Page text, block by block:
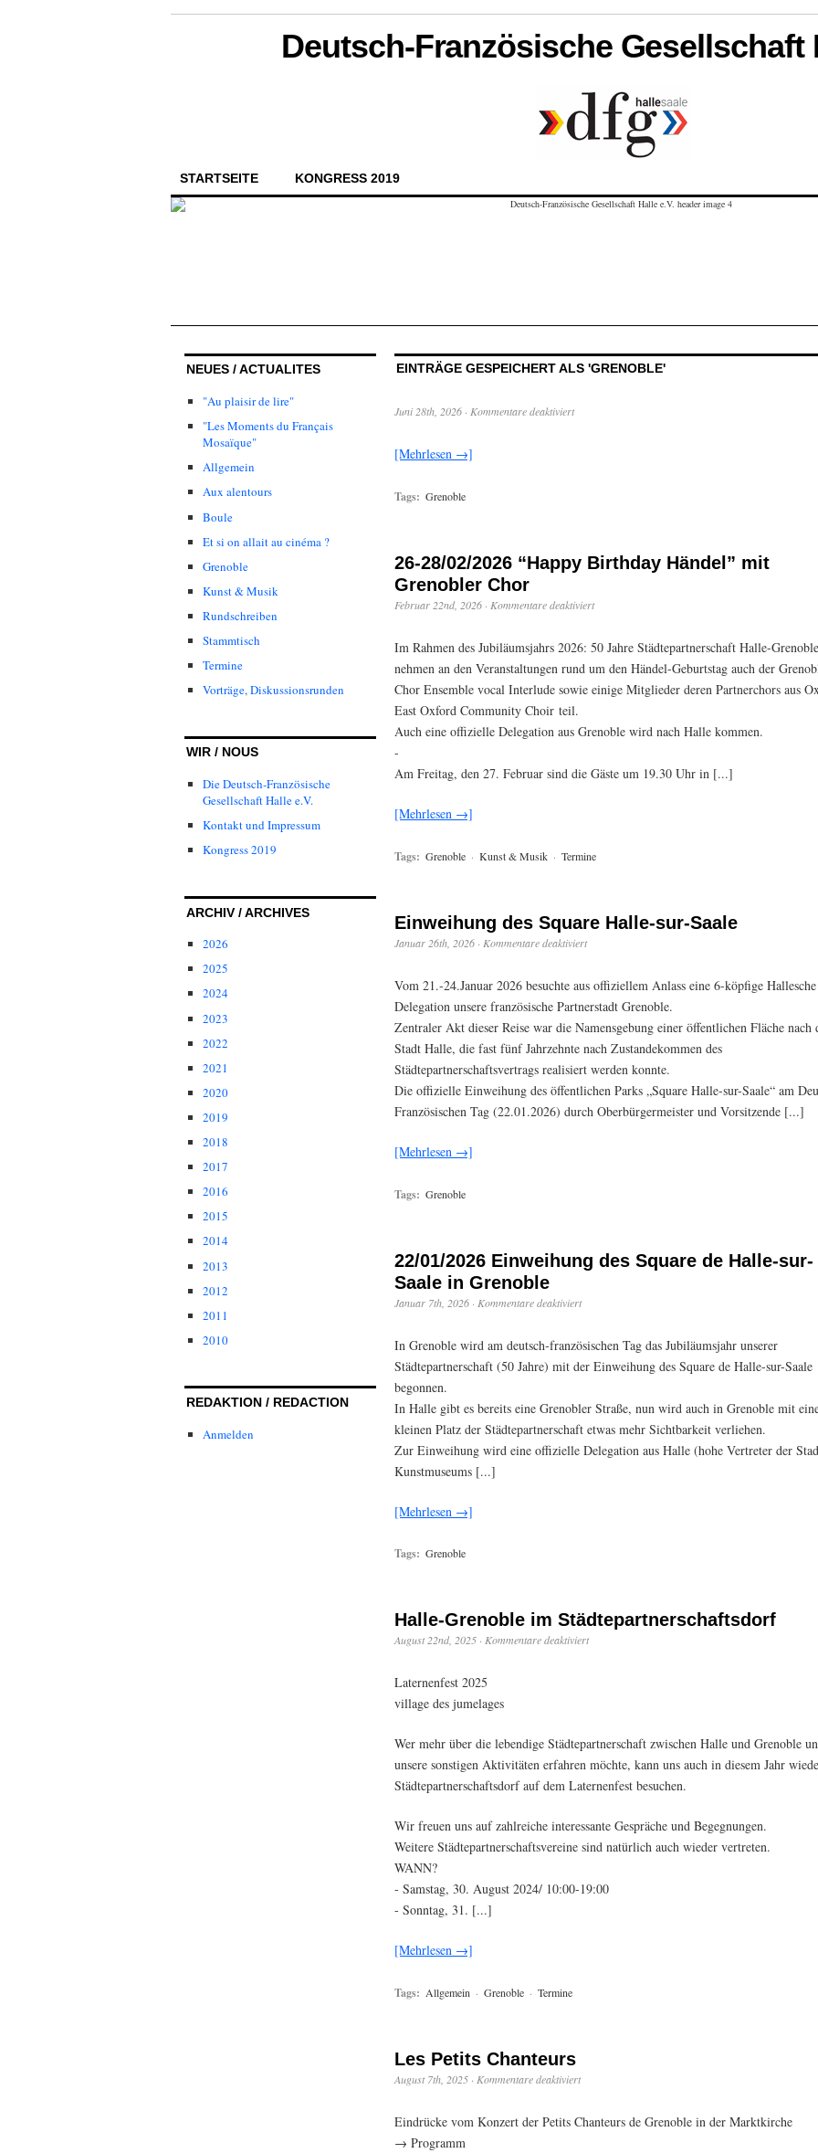
Deutsch-Französische Gesellschaft
STARTSEITE KONGRESS 2019
NEUES / ACTUALITES
"Au plaisir de lire"
"Les Moments du Français
Mosaïque"
Allgemein
Aux alentours
Boule
Et si on allait au cinéma ?
Grenoble
Kunst & Musik
Rundschreiben
Stammtisch
Termine
Vorträge, Diskussionsrunden
WIR / NOUS
Die Deutsch-Französische
Gesellschaft Halle e.V.
Kontakt und Impressum
Kongress 2019
ARCHIV / ARCHIVES
2026
2025
2024
2023
2022
2021
2020
2019
2018
2017
2016
2015
2014
2013
2012
2011
2010
REDAKTION / REDACTION
Anmelden
EINTRÄGE GESPEICHERT ALS 'GRENOBLE'
Juni 28th, 2026 · Kommentare deaktiviert
[Mehrlesen →]
Tags: Grenoble
26-28/02/2026 “Happy Birthday Händel” mit
Grenobler Chor
Februar 22nd, 2026 · Kommentare deaktiviert
Im Rahmen des Jubiläumsjahrs 2026: 50 Jahre Städtepartnerschaft Halle-Grenoble
nehmen an den Veranstaltungen rund um den Händel-Geburtstag auch der
Chor Ensemble vocal Interlude sowie einige Mitglieder deren Partnerchors aus
East Oxford Community Choir teil.
Auch eine offizielle Delegation aus Grenoble wird nach Halle kommen.
-
Am Freitag, den 27. Februar sind die Gäste um 19.30 Uhr in [...]
[Mehrlesen →]
Tags: Grenoble · Kunst & Musik · Termine
Einweihung des Square Halle-sur-Saale
Januar 26th, 2026 · Kommentare deaktiviert
Vom 21.-24.Januar 2026 besuchte aus offiziellem Anlass eine 6-köpfige Hallesche
Delegation unsere französische Partnerstadt Grenoble.
Zentraler Akt dieser Reise war die Namensgebung einer öffentlichen Fläche nach
Stadt Halle, die fast fünf Jahrzehnte nach Zustandekommen des
Städtepartnerschaftsvertrags realisiert werden konnte.
Die offizielle Einweihung des öffentlichen Parks „Square Halle-sur-Saale“ am
Französischen Tag (22.01.2026) durch Oberbürgermeister und Vorsitzende [...]
[Mehrlesen →]
Tags: Grenoble
22/01/2026 Einweihung des Square de Halle-sur-
Saale in Grenoble
Januar 7th, 2026 · Kommentare deaktiviert
In Grenoble wird am deutsch-französischen Tag das Jubiläumsjahr unserer
Städtepartnerschaft (50 Jahre) mit der Einweihung des Square de Halle-sur-Saale
begonnen.
In Halle gibt es bereits eine Grenobler Straße, nun wird auch in Grenoble mit
kleinen Platz der Städtepartnerschaft etwas mehr Sichtbarkeit verliehen.
Zur Einweihung wird eine offizielle Delegation aus Halle (hohe Vertreter der
Kunstmuseums [...]
[Mehrlesen →]
Tags: Grenoble
Halle-Grenoble im Städtepartnerschaftsdorf
August 22nd, 2025 · Kommentare deaktiviert
Laternenfest 2025
village des jumelages
Wer mehr über die lebendige Städtepartnerschaft zwischen Halle und Grenoble
unsere sonstigen Aktivitäten erfahren möchte, kann uns auch in diesem Jahr
Städtepartnerschaftsdorf auf dem Laternenfest besuchen.
Wir freuen uns auf zahlreiche interessante Gespräche und Begegnungen.
Weitere Städtepartnerschaftsvereine sind natürlich auch wieder vertreten.
WANN?
- Samstag, 30. August 2024/ 10:00-19:00
- Sonntag, 31. [...]
[Mehrlesen →]
Tags: Allgemein · Grenoble · Termine
Les Petits Chanteurs
August 7th, 2025 · Kommentare deaktiviert
Eindrücke vom Konzert der Petits Chanteurs de Grenoble in der Marktkirche
→ Programm